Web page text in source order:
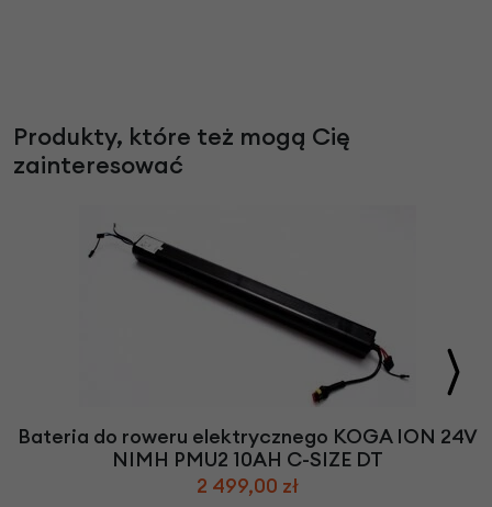
Produkty, które też mogą Cię
zainteresować
Bateria do roweru elektrycznego KOGA ION 24V
NIMH PMU2 10AH C-SIZE DT
2 499,00 zł